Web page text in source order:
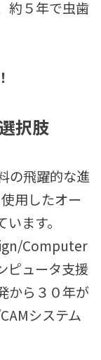
約５年で虫歯
択肢
の飛躍的な進
用したオー
います。
Computer
ュータ支援
から３０年が
システム